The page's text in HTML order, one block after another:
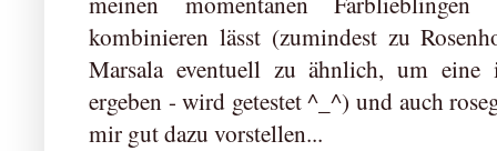
kombinieren lässt (zumindest zu
Marsala eventuell zu ähnlich, um eine
ergeben - wird getestet ^_^) und auch
mir gut dazu vorstellen...